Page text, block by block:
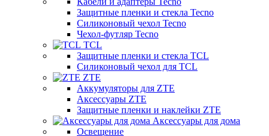
Защитные пленки и стекла Tecno
Силиконовый чехол Tecno
Чехол-футляр Tecno
TCL
Защитные пленки и стекла TCL
Силиконовый чехол для TCL
ZTE
Аккумуляторы для ZTE
Аксессуары ZTE
Защитные пленки и наклейки ZTE
Аксессуары для дома
Освещение